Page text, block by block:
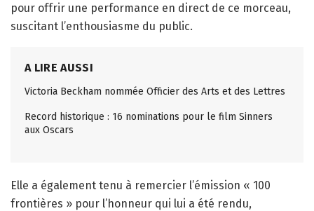
pour offrir une performance en direct de ce morceau,
suscitant l’enthousiasme du public.
A LIRE AUSSI
Victoria Beckham nommée Officier des Arts et des Lettres
Record historique : 16 nominations pour le film Sinners
aux Oscars
Elle a également tenu à remercier l’émission « 100
frontières » pour l’honneur qui lui a été rendu,